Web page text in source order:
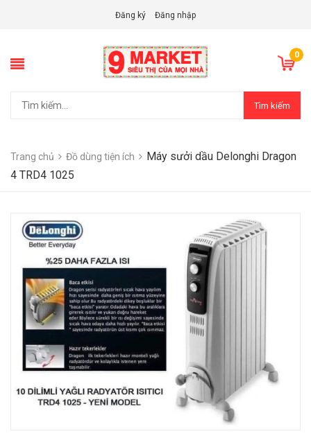
Đăng ký Đăng nhập
0
Tìm kiếm
Trang chủ Đồ dùng tiện ích
Máy sưởi dầu Delonghi Dragon
4 TRD4 1025